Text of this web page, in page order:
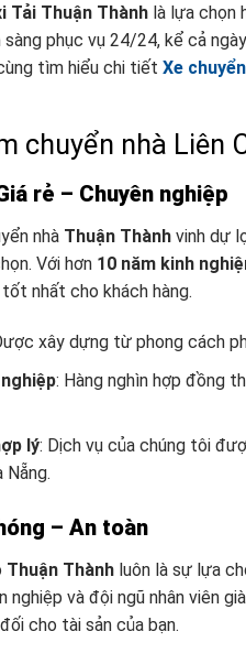
Tải Thuận Thành là lựa chọn
sàng phục vụ 24/24, kể cả
tìm hiểu chi tiết Xe
chuyển nhà Liên
rẻ – Chuyên nghiệp
nhà Thuận Thành vinh dự
Với hơn 10 năm kinh
nhất cho khách hàng.
xây dựng từ phong cách
: Hàng nghìn hợp đồng
lý: Dịch vụ của chúng tôi
Nẵng.
– An toàn
Thuận Thành luôn là sự lựa
nghiệp và đội ngũ nhân viên
cho tài sản của bạn.